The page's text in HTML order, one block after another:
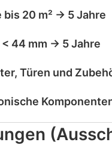
20 m² → 5 Jahre
44 mm → 5 Jahre
Türen und